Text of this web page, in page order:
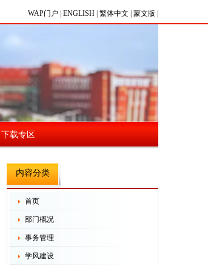
WAP门户 ENGLISH 繁体中文 蒙文版
下载专区
内容分类
首页
部门概况
事务管理
学风建设